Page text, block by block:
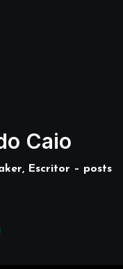
Caio
Escritor – posts